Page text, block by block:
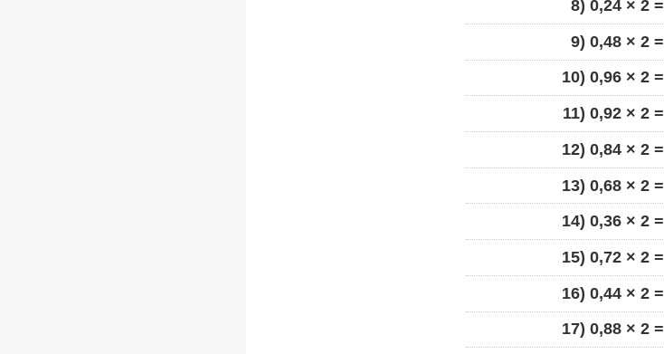
8) 0,24 × 2 =
9) 0,48 × 2 =
10) 0,96 × 2 =
11) 0,92 × 2 =
12) 0,84 × 2 =
13) 0,68 × 2 =
14) 0,36 × 2 =
15) 0,72 × 2 =
16) 0,44 × 2 =
17) 0,88 × 2 =